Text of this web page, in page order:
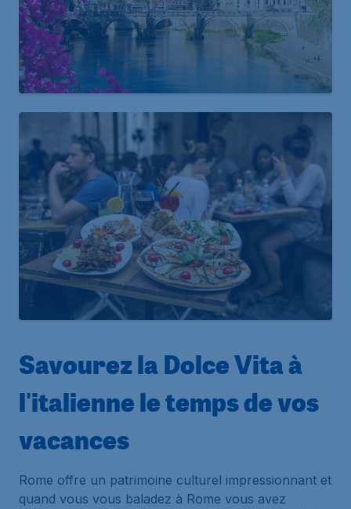
Savourez la Dolce Vita à
l'italienne le temps de vos
vacances
Rome offre un patrimoine culturel impressionnant et
quand vous vous baladez à Rome vous avez